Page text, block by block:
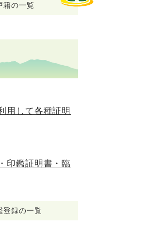
籍の一覧
用して各種証明
印鑑証明書・臨
登録の一覧